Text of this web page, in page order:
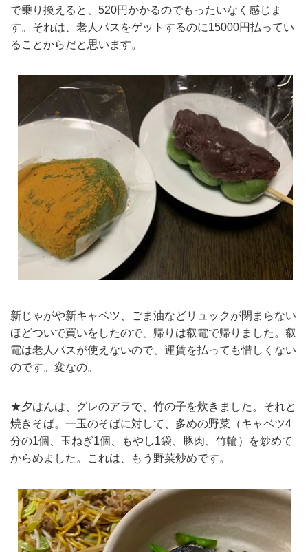
で乗り換えると、520円かかるのでもったいなく感じま
す。それは、老人パスをゲットするのに15000円払ってい
ることからだと思います。
新じゃがや新キャベツ、ごま油などリュックが閉まらない
ほどついで買いをしたので、帰りは叡電で帰りました。叡
電は老人パスが使えないので、運賃を払っても惜しくない
のです。変なの。
★夕はんは、グレのアラで、竹の子を炊きました。それと
焼きそば。一玉のそばに対して、多めの野菜（キャベツ4
分の1個、玉ねぎ1個、もやし1袋、豚肉、竹輪）を炒めて
からめました。これは、もう野菜炒めです。